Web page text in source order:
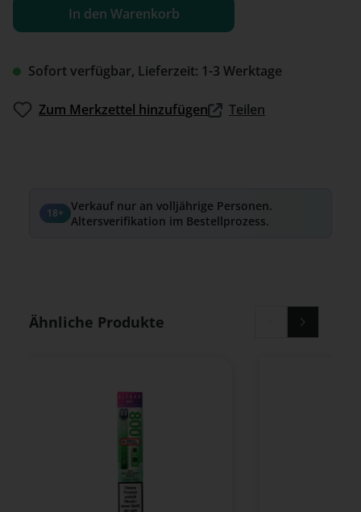
Sofort verfügbar, Lieferzeit: 1-3 Werktage
In den Warenkorb
Zum Merkzettel hinzufügen Teilen
18+ Verkauf nur an volljährige Personen.
Altersverifikation im Bestellprozess.
Produktgalerie überspringen
Ähnliche Produkte